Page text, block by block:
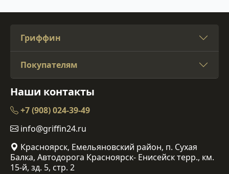
Гриффин
Покупателям
Наши контакты
+7 (908) 024-39-49
info@griffin24.ru
Красноярск, Емельяновский район, п. Сухая
Балка, Автодорога Красноярск- Енисейск терр., км.
15-й, зд. 5, стр. 2